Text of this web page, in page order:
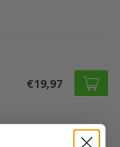
€19,97